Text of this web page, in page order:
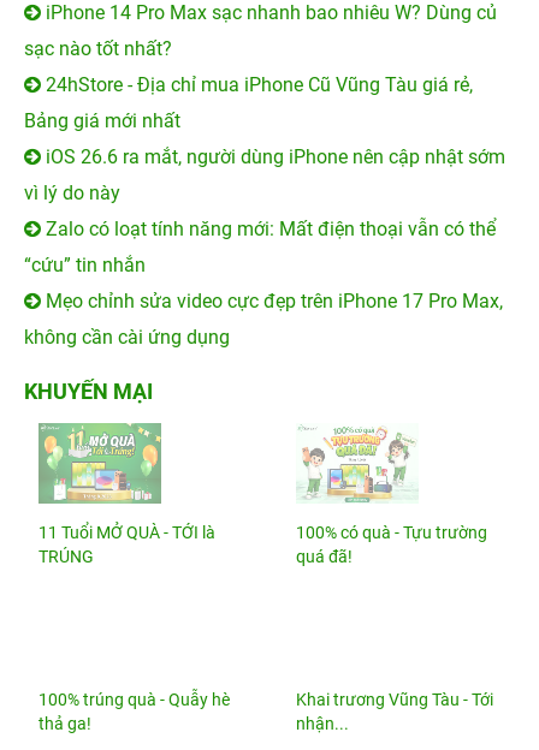
iPhone 14 Pro Max sạc nhanh bao nhiêu W? Dùng củ
sạc nào tốt nhất?
24hStore - Địa chỉ mua iPhone Cũ Vũng Tàu giá rẻ,
Bảng giá mới nhất
iOS 26.6 ra mắt, người dùng iPhone nên cập nhật sớm
vì lý do này
Zalo có loạt tính năng mới: Mất điện thoại vẫn có thể
“cứu” tin nhắn
Mẹo chỉnh sửa video cực đẹp trên iPhone 17 Pro Max,
không cần cài ứng dụng
KHUYẾN MẠI
11 Tuổi MỞ QUÀ - TỚI là
TRÚNG
100% có quà - Tựu trường
quá đã!
100% trúng quà - Quẫy hè
thả ga!
Khai trương Vũng Tàu - Tới
nhận...